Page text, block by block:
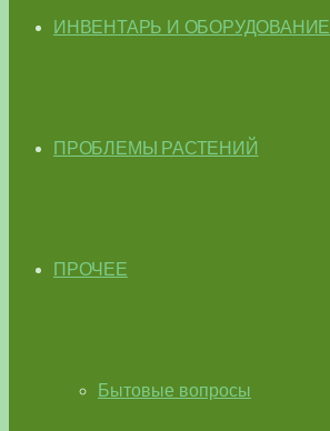
ИНВЕНТАРЬ И ОБОРУДОВАНИЕ
ПРОБЛЕМЫ РАСТЕНИЙ
ПРОЧЕЕ
Бытовые вопросы